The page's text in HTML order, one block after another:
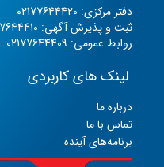
دفتر مرکزی: 02177644420
ثبت و پذیرش آگهی: 02177644410
روابط عمومی: 02177644409
لینک های کاربردی
درباره ما
تماس با ما
برنامه‌های آینده